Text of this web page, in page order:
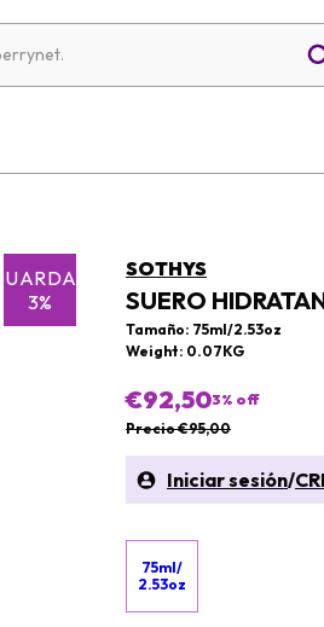
GUARDAR
3%
SOTHYS
SUERO
Tamaño: 75ml/2.53oz
Weight: 0.07KG
€92,503% off
Precio €95,00
Iniciar sesión/
75ml/
2.53oz